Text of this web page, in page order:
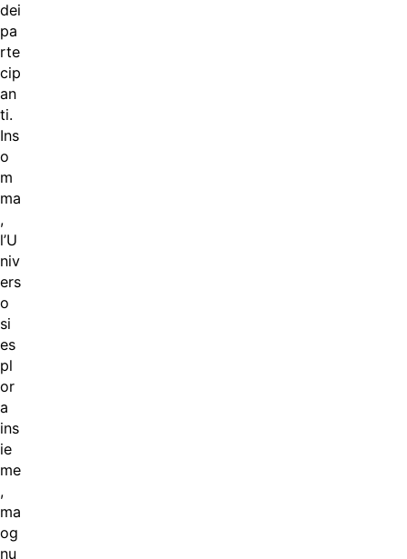
dei
pa
rte
cip
an
ti.
Ins
o
m
ma
,
l’U
niv
ers
o
si
es
pl
or
a
ins
ie
me
,
ma
og
nu